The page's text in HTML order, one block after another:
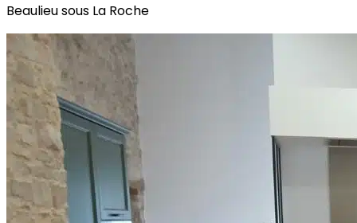
Beaulieu sous La Roche